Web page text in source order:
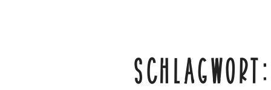
SCHLAGWORT: